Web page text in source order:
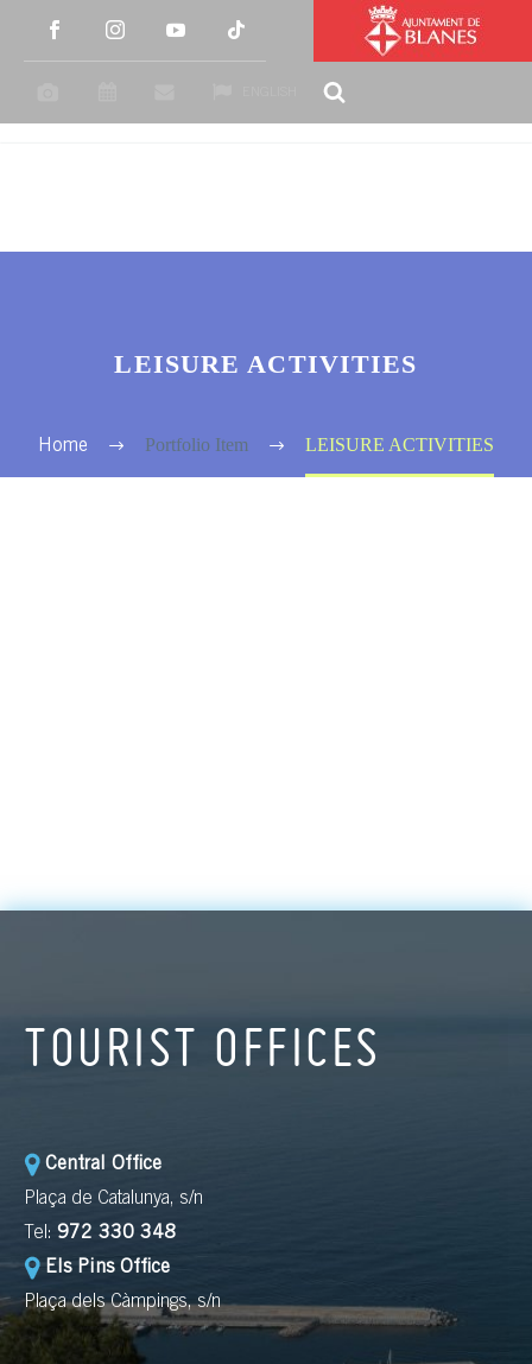
LEISURE ACTIVITIES
Home Portfolio Item LEISURE ACTIVITIES
TOURIST OFFICES
Central Office
Plaça de Catalunya, s/n
Tel: 972 330 348
Els Pins Office
Plaça dels Càmpings, s/n